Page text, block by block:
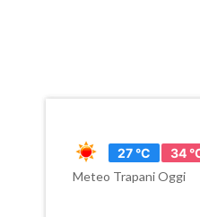
27 °C
34
Meteo Trapani Oggi